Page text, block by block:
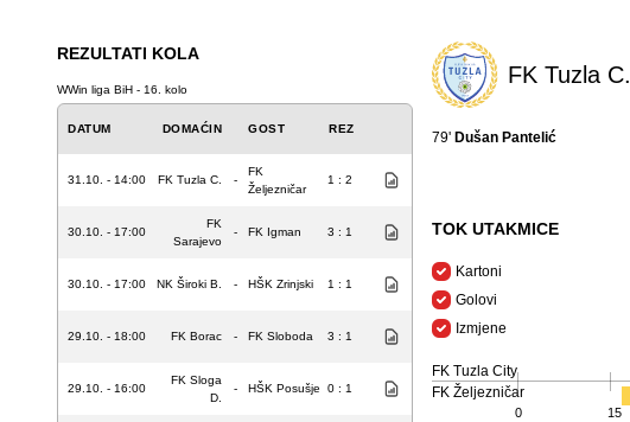
REZULTATI KOLA
WWin liga BiH - 16. kolo
DATUM DOMAĆIN GOST REZ
31.10. - 14:00 FK Tuzla C. -
FK
Željezničar
1 : 2
30.10. - 17:00
FK
Sarajevo
- FK Igman 3 : 1
30.10. - 17:00 NK Široki B. - HŠK Zrinjski 1 : 1
29.10. - 18:00 FK Borac - FK Sloboda 3 : 1
29.10. - 16:00
FK Sloga
D.
- HŠK Posušje 0 : 1
FK Tuzla C.
79' Dušan Pantelić
TOK UTAKMICE
Kartoni
Golovi
Izmjene
FK Tuzla City
FK Željezničar
0 15